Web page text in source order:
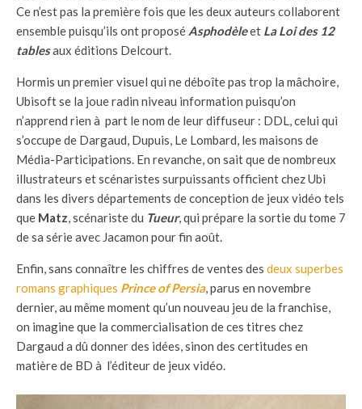
Ce n’est pas la première fois que les deux auteurs collaborent
ensemble puisqu’ils ont proposé Asphodèleet La Loi des 12
tablesaux éditions Delcourt.
Hormis un premier visuel qui ne déboîte pas trop la mâchoire,
Ubisoft se la joue radin niveau information puisqu’on
n’apprend rien à part le nom de leur diffuseur : DDL, celui qui
s’occupe de Dargaud, Dupuis, Le Lombard, les maisons de
Média-Participations. En revanche, on sait que de nombreux
illustrateurs et scénaristes surpuissants officient chez Ubi
dans les divers départements de conception de jeux vidéo tels
que Matz, scénariste du Tueur, qui prépare la sortie du tome 7
de sa série avec Jacamon pour fin août.
Enfin, sans connaître les chiffres de ventes des deux superbes
romans graphiques Prince of Persia, parus en novembre
dernier, au même moment qu’un nouveau jeu de la franchise,
on imagine que la commercialisation de ces titres chez
Dargaud a dû donner des idées, sinon des certitudes en
matière de BD à l’éditeur de jeux vidéo.